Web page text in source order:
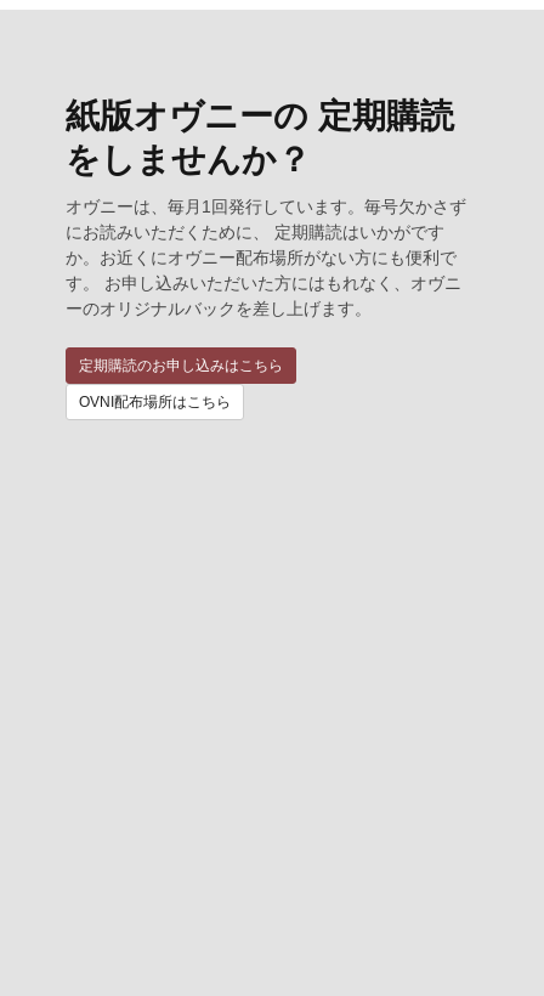
紙版オヴニーの 定期購読
をしませんか？
オヴニーは、毎月1回発行しています。毎号欠かさず
にお読みいただくために、 定期購読はいかがです
か。お近くにオヴニー配布場所がない方にも便利で
す。 お申し込みいただいた方にはもれなく、オヴニ
ーのオリジナルバックを差し上げます。
定期購読のお申し込みはこちら
OVNI配布場所はこちら